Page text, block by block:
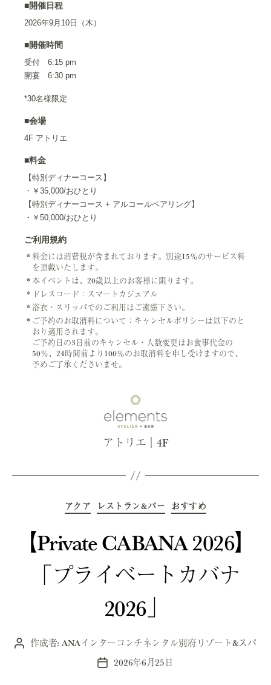
■開催日程
2026年9月10日（木）
■開催時間
受付 6:15 pm
開宴 6:30 pm
*30名様限定
■会場
4F アトリエ
■料金
【特別ディナーコース】
・￥35,000/おひとり
【特別ディナーコース + アルコールペアリング】
・￥50,000/おひとり
ご利用規約
料金には消費税が含まれております。別途15％のサービス料
を頂戴いたします。
本イベントは、20歳以上のお客様に限ります。
ドレスコード：スマートカジュアル
浴衣・スリッパでのご利用はご遠慮下さい。
ご予約のお取消料について：キャンセルポリシーは以下のと
おり適用されます。
ご予約日の3日前のキャンセル・人数変更はお食事代金の
50％、24時間前より100％のお取消料を申し受けますので、
予めご了承くださいませ。
アトリエ｜4F
テ
ゴ
ー
アクア レストラン&バー おすすめ
【Private CABANA 2026】
「プライベートカバナ
2026」
投 作成者: ANAインターコンチネンタル別府リゾート&スパ
投 2026年6月25日